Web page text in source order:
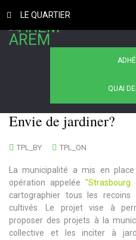
AREM
LE QUARTIER
QUAI
Envie de jardiner?
TPL_BY TPL_ON
La municipalité a mis en
opération appelée "Strasbourg
cartographier tous les
cultivés. Le projet vise à
proposer des projets à la
collective et les inciter à